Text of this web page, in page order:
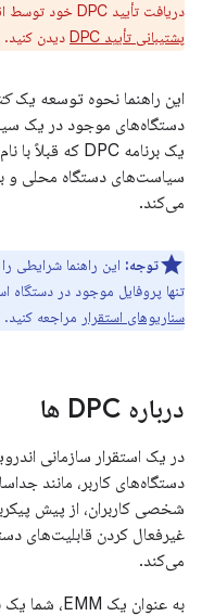
دریافت تأیید DPC خود توسط اندروید انترپرایز برای مدیریت دستگاه،
پشتیبانی تأیید DPC
دیدن کنید.
این راهنما نحوه توسعه یک
دستگاه‌های موجود در یک
یک برنامه DPC که قبلاً با نام
سیاست‌های دستگاه محلی و
می‌کند.
توجه: این راهنما شرایطی
تنها پروفایل موجود در
سناریوهای استقرار مراجعه کنید.
درباره DPC ها
در یک استقرار سازمانی
دستگاه‌های کاربر، مانند
شخصی کاربران، از پیش
غیرفعال کردن قابلیت‌های
می‌کند.